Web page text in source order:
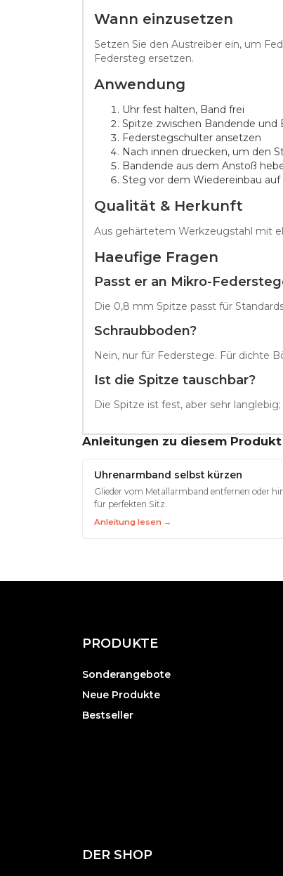
Wann einzusetzen
Setzen Sie den Austreiber ein, um
Federsteg ersetzen.
Anwendung
Uhr fest halten, Band frei
Spitze zwischen Bandende und
Federstegschulter ansetzen
Nach innen druecken, um den
Bandende aus dem Anstoß
Steg vor dem Wiedereinbau auf
Qualität & Herkunft
Aus gehärtetem Werkzeugstahl mit
Haeufige Fragen
Passt er an Mikro-
Die 0,8 mm Spitze passt für
Schraubboden?
Nein, nur für Federstege. Für dichte
Ist die Spitze tauschbar?
Die Spitze ist fest, aber sehr
Anleitungen zu diesem Produkt
Uhrenarmband selbst kürzen
Glieder vom Metallarmband entfernen oder
für perfekten Sitz.
Anleitung lesen →
PRODUKTE
Sonderangebote
Neue Produkte
Bestseller
DER SHOP